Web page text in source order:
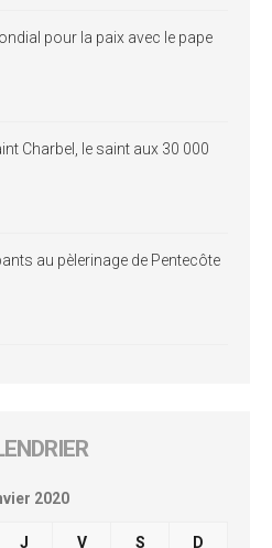
pour la paix avec le pape
Charbel, le saint aux 30 000
au pèlerinage de Pentecôte
2020
J V S D